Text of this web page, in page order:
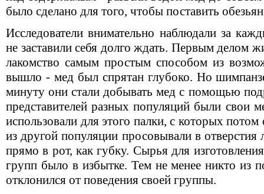
было сделано для того, чтобы поставить
Исследователи внимательно наблюдали за
не заставили себя долго ждать. Первым делом
лакомство самым простым способом из
вышло - мед был спрятан глубоко. Но
минуту они стали добывать мед с помощью
представителей разных популяций были свои
использовали для этого палки, с которых
из другой популяции просовывали в
прямо в рот, как губку. Сырья для
групп было в избытке. Тем не менее никто из
отклонился от поведения своей группы.